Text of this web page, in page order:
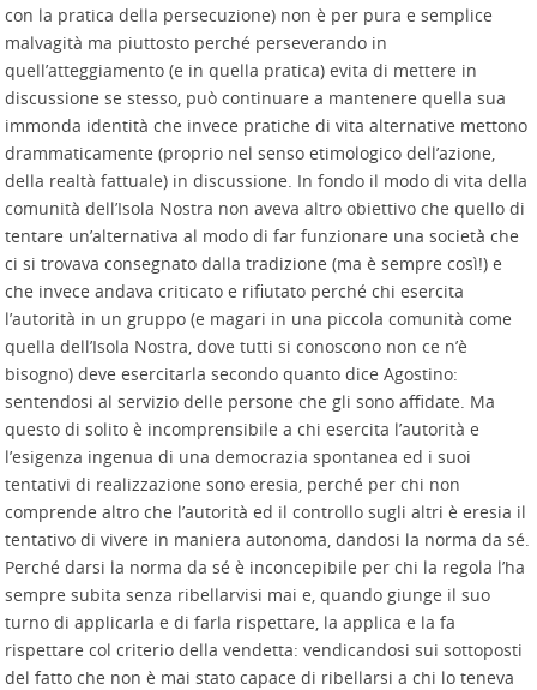
con la pratica della persecuzione) non è per pura e semplice
malvagità ma piuttosto perché perseverando in
quell’atteggiamento (e in quella pratica) evita di mettere in
discussione se stesso, può continuare a mantenere quella sua
immonda identità che invece pratiche di vita alternative mettono
drammaticamente (proprio nel senso etimologico dell’azione,
della realtà fattuale) in discussione. In fondo il modo di vita della
comunità dell’Isola Nostra non aveva altro obiettivo che quello di
tentare un’alternativa al modo di far funzionare una società che
ci si trovava consegnato dalla tradizione (ma è sempre così!) e
che invece andava criticato e rifiutato perché chi esercita
l’autorità in un gruppo (e magari in una piccola comunità come
quella dell’Isola Nostra, dove tutti si conoscono non ce n’è
bisogno) deve esercitarla secondo quanto dice Agostino:
sentendosi al servizio delle persone che gli sono affidate. Ma
questo di solito è incomprensibile a chi esercita l’autorità e
l’esigenza ingenua di una democrazia spontanea ed i suoi
tentativi di realizzazione sono eresia, perché per chi non
comprende altro che l’autorità ed il controllo sugli altri è eresia il
tentativo di vivere in maniera autonoma, dandosi la norma da sé.
Perché darsi la norma da sé è inconcepibile per chi la regola l’ha
sempre subita senza ribellarvisi mai e, quando giunge il suo
turno di applicarla e di farla rispettare, la applica e la fa
rispettare col criterio della vendetta: vendicandosi sui sottoposti
del fatto che non è mai stato capace di ribellarsi a chi lo teneva